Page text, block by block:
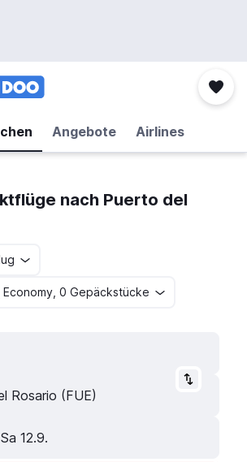
Angebote Airlines
nach Puerto del
Economy, 0 Gepäckstücke
Rosario (FUE)
Sa 12.9.